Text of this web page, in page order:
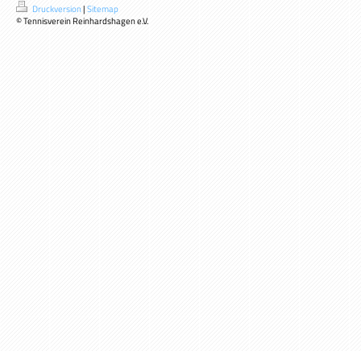
Druckversion|Sitemap
© Tennisverein Reinhardshagen e.V.